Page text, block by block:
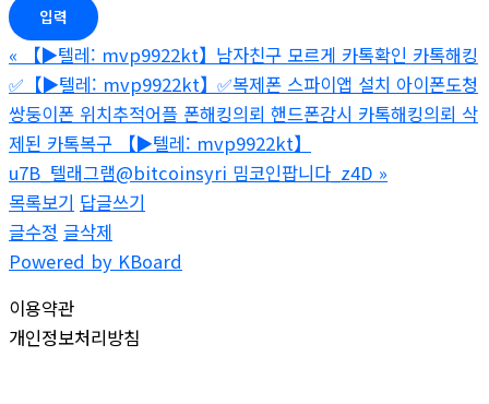
«
【▶텔레: mvp9922kt】남자친구 모르게 카톡확인 카톡해킹
✅【▶텔레: mvp9922kt】✅복제폰 스파이앱 설치 아이폰도청
쌍둥이폰 위치추적어플 폰해킹의뢰 핸드폰감시 카톡해킹의뢰 삭
제된 카톡복구 【▶텔레: mvp9922kt】
u7B_텔래그램@bitcoinsyri 밈코인팝니다_z4D »
목록보기 답글쓰기
글수정 글삭제
Powered by KBoard
이용약관
개인정보처리방침